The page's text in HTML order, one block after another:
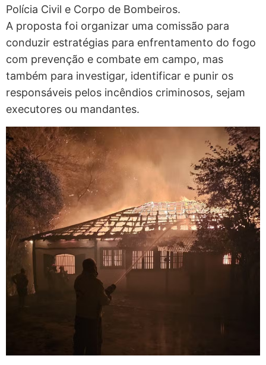
Polícia Civil e Corpo de Bombeiros.
A proposta foi organizar uma comissão para
conduzir estratégias para enfrentamento do fogo
com prevenção e combate em campo, mas
também para investigar, identificar e punir os
responsáveis pelos incêndios criminosos, sejam
executores ou mandantes.